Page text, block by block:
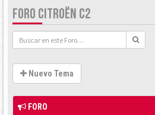
FORO CITROËN C2
Nuevo Tema
FORO